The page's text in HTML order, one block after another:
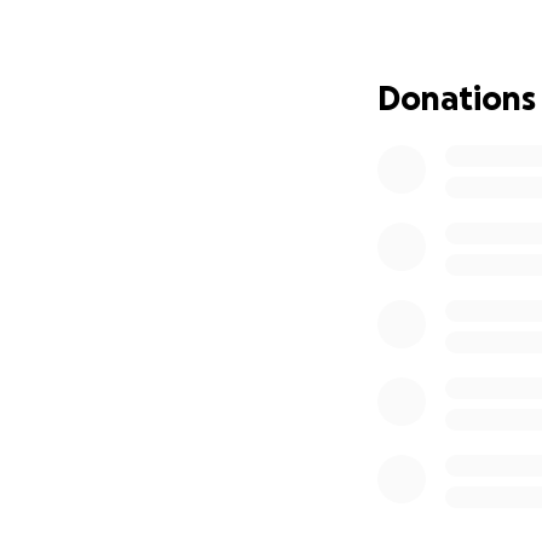
einschließlich
unser zerstörtes
Donations